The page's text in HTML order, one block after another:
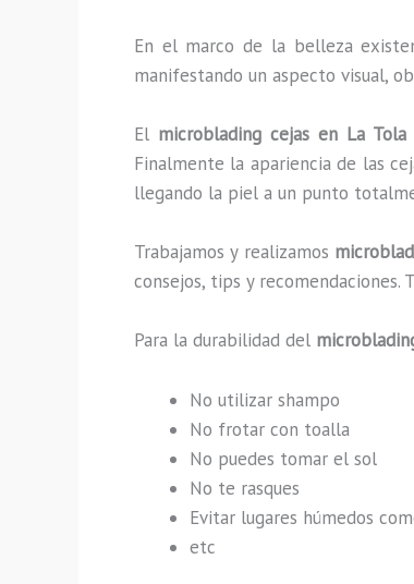
En el marco de la belleza
manifestando un aspecto visual,
El microblading cejas en La Tola
Finalmente la apariencia de las
llegando la piel a un punto
Trabajamos y realizamos
consejos, tips y
Para la durabilidad del
No utilizar shampo
No frotar con toalla
No puedes tomar el sol
No te rasques
Evitar lugares húmedos
etc